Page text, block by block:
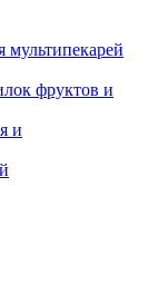
мультипекарей
фруктов и
и